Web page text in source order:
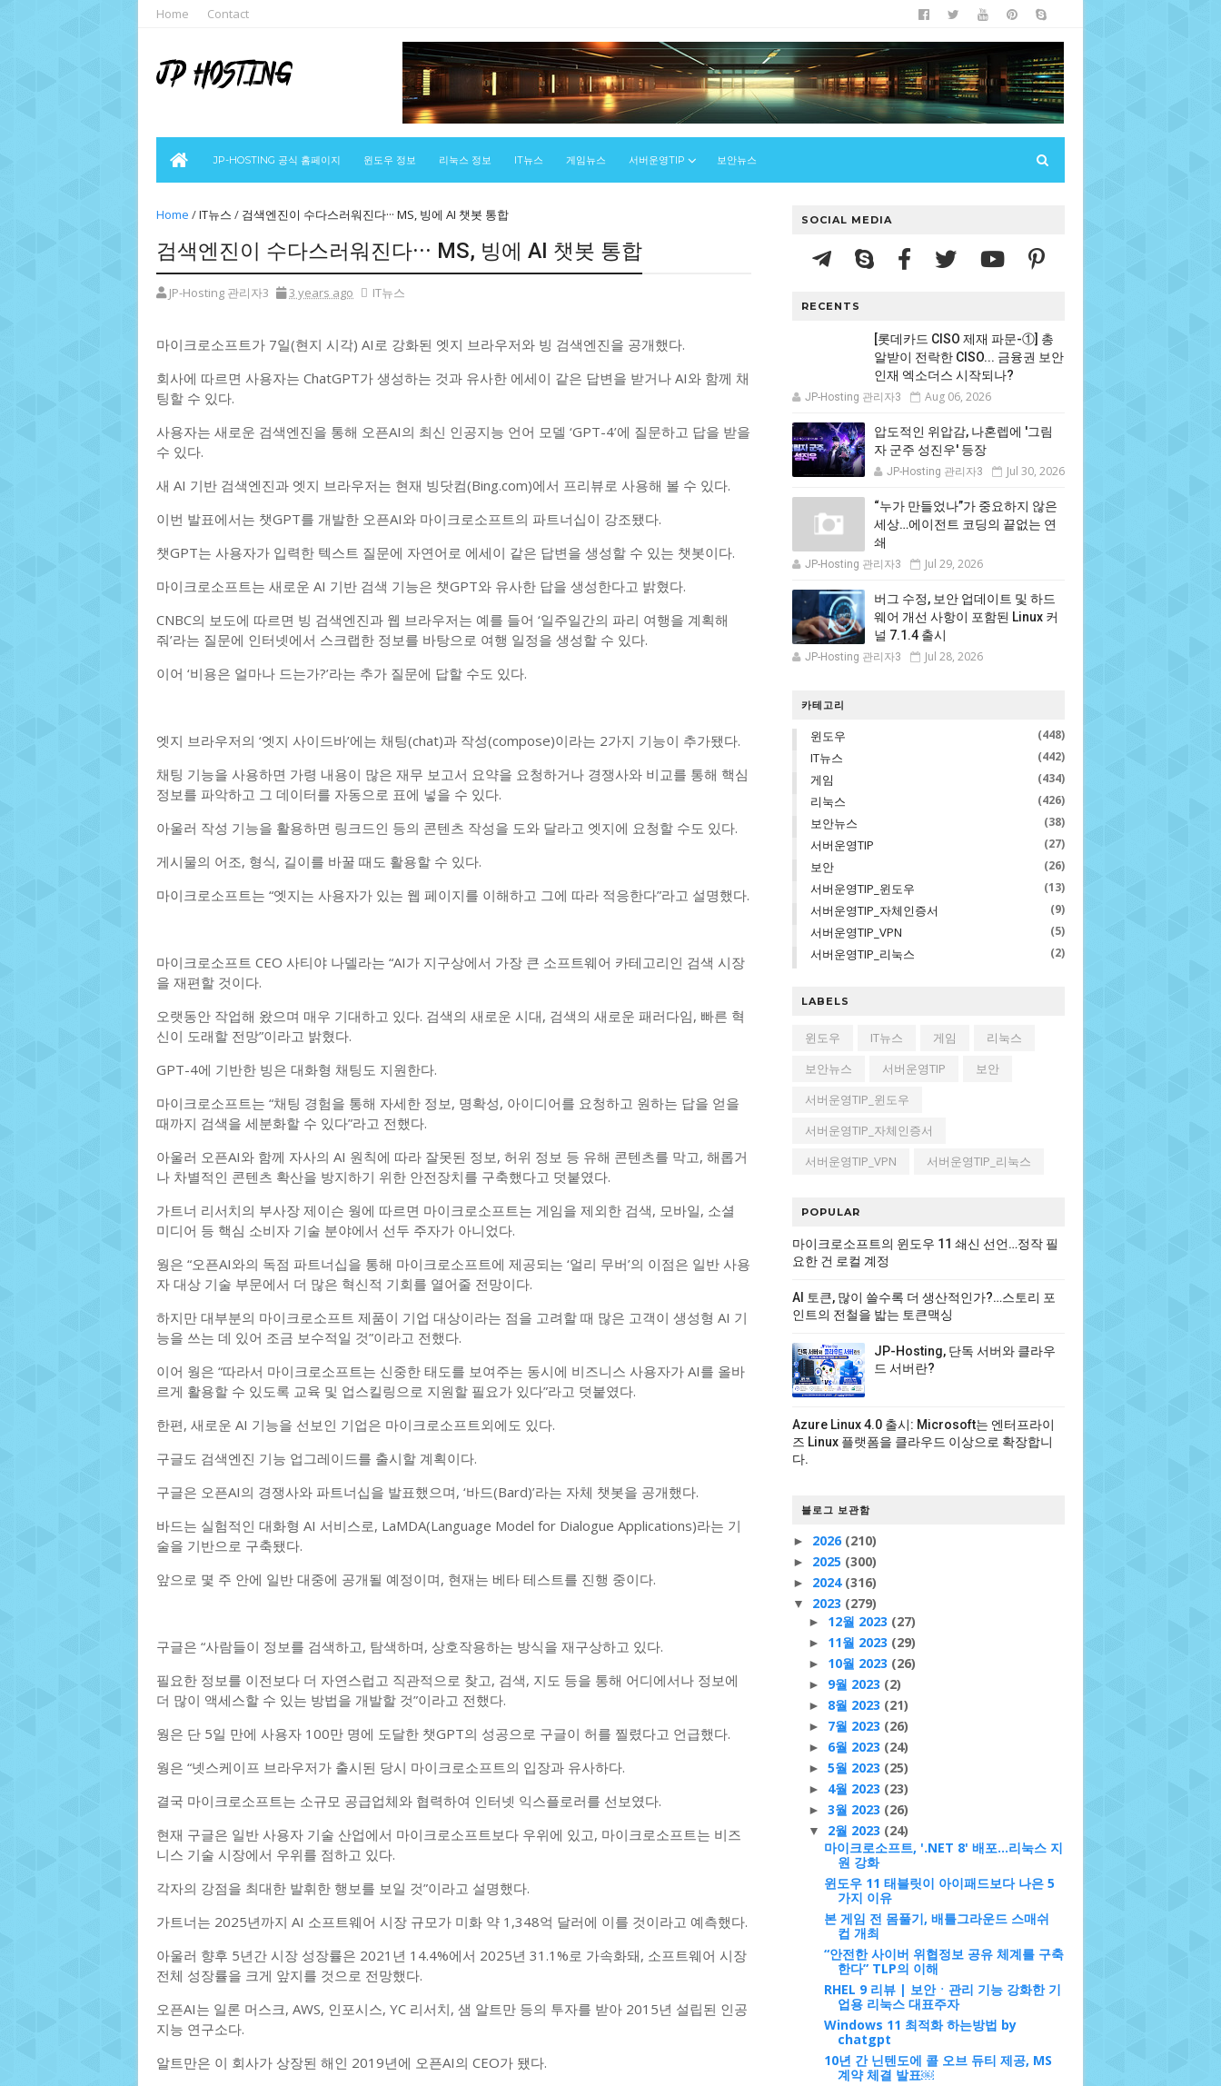
Home Contact
JP-HOSTING 공식 홈페이지 윈도우 정보 리눅스 정보 IT뉴스 게임뉴스 서버운영TIP 보안뉴스
Home /IT뉴스 / 검색엔진이 수다스러워진다··· MS, 빙에 AI 챗봇 통합
검색엔진이 수다스러워진다··· MS, 빙에 AI 챗봇 통합
JP-Hosting 관리자3 3 years ago IT뉴스
마이크로소프트가 7일(현지 시각) AI로 강화된 엣지 브라우저와 빙 검색엔진을 공개했다.
회사에 따르면 사용자는 ChatGPT가 생성하는 것과 유사한 에세이 같은 답변을 받거나 AI와 함께 채
팅할 수 있다.
사용자는 새로운 검색엔진을 통해 오픈AI의 최신 인공지능 언어 모델 ‘GPT-4’에 질문하고 답을 받을
수 있다.
새 AI 기반 검색엔진과 엣지 브라우저는 현재 빙닷컴(Bing.com)에서 프리뷰로 사용해 볼 수 있다.
이번 발표에서는 챗GPT를 개발한 오픈AI와 마이크로소프트의 파트너십이 강조됐다.
챗GPT는 사용자가 입력한 텍스트 질문에 자연어로 에세이 같은 답변을 생성할 수 있는 챗봇이다.
마이크로소프트는 새로운 AI 기반 검색 기능은 챗GPT와 유사한 답을 생성한다고 밝혔다.
CNBC의 보도에 따르면 빙 검색엔진과 웹 브라우저는 예를 들어 ‘일주일간의 파리 여행을 계획해
줘’라는 질문에 인터넷에서 스크랩한 정보를 바탕으로 여행 일정을 생성할 수 있다.
이어 ‘비용은 얼마나 드는가?’라는 추가 질문에 답할 수도 있다.
엣지 브라우저의 ‘엣지 사이드바’에는 채팅(chat)과 작성(compose)이라는 2가지 기능이 추가됐다.
채팅 기능을 사용하면 가령 내용이 많은 재무 보고서 요약을 요청하거나 경쟁사와 비교를 통해 핵심
정보를 파악하고 그 데이터를 자동으로 표에 넣을 수 있다.
아울러 작성 기능을 활용하면 링크드인 등의 콘텐츠 작성을 도와 달라고 엣지에 요청할 수도 있다.
게시물의 어조, 형식, 길이를 바꿀 때도 활용할 수 있다.
마이크로소프트는 “엣지는 사용자가 있는 웹 페이지를 이해하고 그에 따라 적응한다”라고 설명했다.
마이크로소프트 CEO 사티야 나델라는 “AI가 지구상에서 가장 큰 소프트웨어 카테고리인 검색 시장
을 재편할 것이다.
오랫동안 작업해 왔으며 매우 기대하고 있다. 검색의 새로운 시대, 검색의 새로운 패러다임, 빠른 혁
신이 도래할 전망”이라고 밝혔다.
GPT-4에 기반한 빙은 대화형 채팅도 지원한다.
마이크로소프트는 “채팅 경험을 통해 자세한 정보, 명확성, 아이디어를 요청하고 원하는 답을 얻을
때까지 검색을 세분화할 수 있다”라고 전했다.
아울러 오픈AI와 함께 자사의 AI 원칙에 따라 잘못된 정보, 허위 정보 등 유해 콘텐츠를 막고, 해롭거
나 차별적인 콘텐츠 확산을 방지하기 위한 안전장치를 구축했다고 덧붙였다.
가트너 리서치의 부사장 제이슨 웡에 따르면 마이크로소프트는 게임을 제외한 검색, 모바일, 소셜
미디어 등 핵심 소비자 기술 분야에서 선두 주자가 아니었다.
웡은 “오픈AI와의 독점 파트너십을 통해 마이크로소프트에 제공되는 ‘얼리 무버’의 이점은 일반 사용
자 대상 기술 부문에서 더 많은 혁신적 기회를 열어줄 전망이다.
하지만 대부분의 마이크로소프트 제품이 기업 대상이라는 점을 고려할 때 많은 고객이 생성형 AI 기
능을 쓰는 데 있어 조금 보수적일 것”이라고 전했다.
이어 웡은 “따라서 마이크로소프트는 신중한 태도를 보여주는 동시에 비즈니스 사용자가 AI를 올바
르게 활용할 수 있도록 교육 및 업스킬링으로 지원할 필요가 있다”라고 덧붙였다.
한편, 새로운 AI 기능을 선보인 기업은 마이크로소프트외에도 있다.
구글도 검색엔진 기능 업그레이드를 출시할 계획이다.
구글은 오픈AI의 경쟁사와 파트너십을 발표했으며, ‘바드(Bard)’라는 자체 챗봇을 공개했다.
바드는 실험적인 대화형 AI 서비스로, LaMDA(Language Model for Dialogue Applications)라는 기
술을 기반으로 구축됐다.
앞으로 몇 주 안에 일반 대중에 공개될 예정이며, 현재는 베타 테스트를 진행 중이다.
구글은 “사람들이 정보를 검색하고, 탐색하며, 상호작용하는 방식을 재구상하고 있다.
필요한 정보를 이전보다 더 자연스럽고 직관적으로 찾고, 검색, 지도 등을 통해 어디에서나 정보에
더 많이 액세스할 수 있는 방법을 개발할 것”이라고 전했다.
웡은 단 5일 만에 사용자 100만 명에 도달한 챗GPT의 성공으로 구글이 허를 찔렸다고 언급했다.
웡은 “넷스케이프 브라우저가 출시된 당시 마이크로소프트의 입장과 유사하다.
결국 마이크로소프트는 소규모 공급업체와 협력하여 인터넷 익스플로러를 선보였다.
현재 구글은 일반 사용자 기술 산업에서 마이크로소프트보다 우위에 있고, 마이크로소프트는 비즈
니스 기술 시장에서 우위를 점하고 있다.
각자의 강점을 최대한 발휘한 행보를 보일 것”이라고 설명했다.
가트너는 2025년까지 AI 소프트웨어 시장 규모가 미화 약 1,348억 달러에 이를 것이라고 예측했다.
아울러 향후 5년간 시장 성장률은 2021년 14.4%에서 2025년 31.1%로 가속화돼, 소프트웨어 시장
전체 성장률을 크게 앞지를 것으로 전망했다.
오픈AI는 일론 머스크, AWS, 인포시스, YC 리서치, 샘 알트만 등의 투자를 받아 2015년 설립된 인공
지능 연구소다.
알트만은 이 회사가 상장된 해인 2019년에 오픈AI의 CEO가 됐다.
SOCIAL MEDIA
RECENTS
[롯데카드 CISO 제재 파문-①] 총
알받이 전락한 CISO... 금융권 보안
인재 엑소더스 시작되나?
JP-Hosting 관리자3 Aug 06, 2026
압도적인 위압감, 나혼렙에 '그림
자 군주 성진우' 등장
JP-Hosting 관리자3 Jul 30, 2026
“누가 만들었나”가 중요하지 않은
세상…에이전트 코딩의 끝없는 연
쇄
JP-Hosting 관리자3 Jul 29, 2026
버그 수정, 보안 업데이트 및 하드
웨어 개선 사항이 포함된 Linux 커
널 7.1.4 출시
JP-Hosting 관리자3 Jul 28, 2026
카테고리
윈도우 (448)
IT뉴스 (442)
게임 (434)
리눅스 (426)
보안뉴스 (38)
서버운영TIP (27)
보안 (26)
서버운영TIP_윈도우 (13)
서버운영TIP_자체인증서 (9)
서버운영TIP_VPN (5)
서버운영TIP_리눅스 (2)
LABELS
윈도우 IT뉴스 게임
리눅스
보안뉴스
서버운영TIP
보안
서버운영TIP_윈도우
서버운영TIP_자체인증서
서버운영TIP_VPN
서버운영TIP_리눅스
POPULAR
마이크로소프트의 윈도우 11 쇄신 선언…정작 필
요한 건 로컬 계정
AI 토큰, 많이 쓸수록 더 생산적인가?…스토리 포
인트의 전철을 밟는 토큰맥싱
JP-Hosting, 단독 서버와 클라우
드 서버란?
Azure Linux 4.0 출시: Microsoft는 엔터프라이
즈 Linux 플랫폼을 클라우드 이상으로 확장합니
다.
블로그 보관함
► 2026 (210)
► 2025 (300)
► 2024 (316)
▼ 2023 (279)
► 12월 2023 (27)
► 11월 2023 (29)
► 10월 2023 (26)
► 9월 2023 (2)
► 8월 2023 (21)
► 7월 2023 (26)
► 6월 2023 (24)
► 5월 2023 (25)
► 4월 2023 (23)
► 3월 2023 (26)
▼ 2월 2023 (24)
마이크로소프트, '.NET 8' 배포…리눅스 지
원 강화
윈도우 11 태블릿이 아이패드보다 나은 5
가지 이유
본 게임 전 몸풀기, 배틀그라운드 스매쉬
컵 개최
“안전한 사이버 위협정보 공유 체계를 구축
한다” TLP의 이해
RHEL 9 리뷰 | 보안ㆍ관리 기능 강화한 기
업용 리눅스 대표주자
Windows 11 최적화 하는방법 by
chatgpt
10년 간 닌텐도에 콜 오브 듀티 제공, MS
계약 체결 발표￼